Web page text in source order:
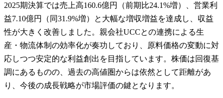
2025期決算では売上高160.6億円（前期比24.1%増）、営業利
益7.10億円（同31.9%増）と大幅な増収増益を達成し、収益
性が大きく改善しました。親会社UCCとの連携による生
産・物流体制の効率化が奏功しており、原料価格の変動に対
応しつつ安定的な利益創出を目指しています。株価は回復基
調にあるものの、過去の高値圏からは依然として距離があ
り、今後の成長戦略が市場評価の鍵となります。